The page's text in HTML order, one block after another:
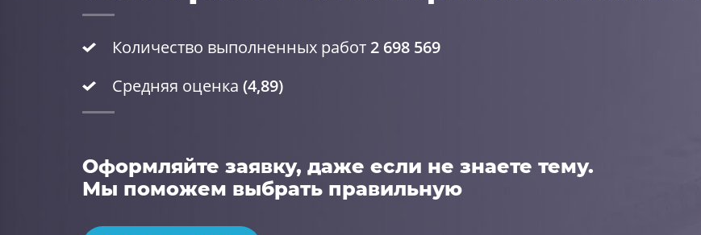
Количество выполненных работ 2 698 569
Средняя оценка (4,89)
Оформляйте заявку, даже если не знаете тему.
Мы поможем выбрать правильную